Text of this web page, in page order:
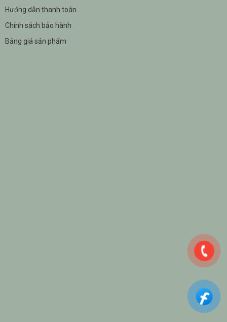
Hướng dẫn thanh toán
Chính sách bảo hành
Bảng giá sản phẩm